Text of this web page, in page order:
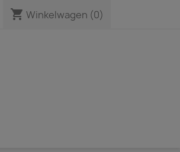
shopping_cart Winkelwagen (0)